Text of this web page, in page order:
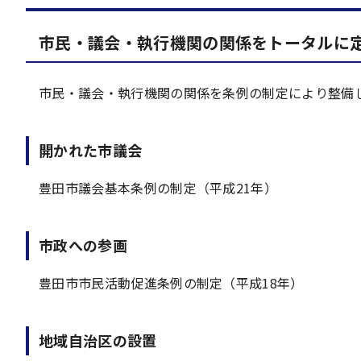
市民・議会・執行機関の関係をトータルに
市民・議会・執行機関の関係を条例の制定により整備
開かれた市議会
豊田市議会基本条例の制定（平成21年）
市政への参画
豊田市市民活動促進条例の制定（平成18年）
地域自治区の設置